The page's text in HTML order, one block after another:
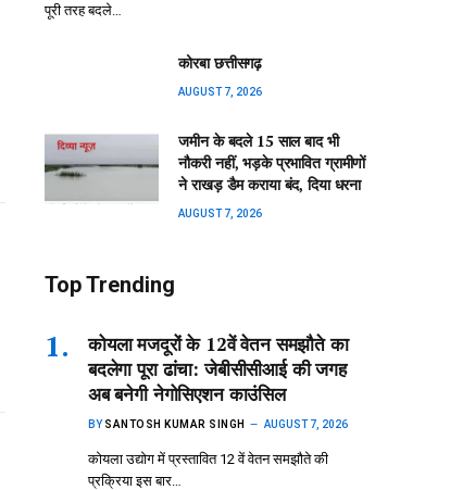
पूरी तरह बदले…
कोरबा छत्तीसगढ़
AUGUST 7, 2026
जमीन के बदले 15 साल बाद भी
नौकरी नहीं, भड़के प्रभावित ग्रामीणों
ने राखड़ डैम कराया बंद, दिया धरना
AUGUST 7, 2026
Top Trending
कोयला मजदूरों के 12वें वेतन समझौते का
बदलेगा पूरा ढांचा: जेबीसीसीआई की जगह
अब बनेगी नेगोसिएशन काउंसिल
BY SANTOSH KUMAR SINGH AUGUST 7, 2026
कोयला उद्योग में प्रस्तावित 12 वें वेतन समझौते की
प्रक्रिया इस बार…